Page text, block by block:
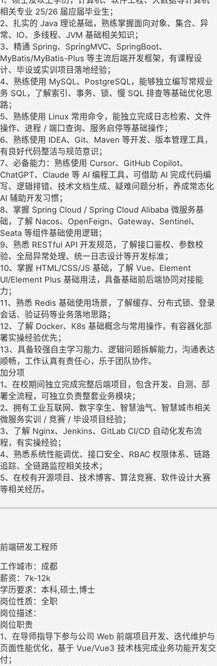
相关专业 25/26 届应届毕业生；
2、扎实的 Java 理论基础，熟练掌握面向对象、集合、异
常、IO、多线程、JVM 基础相关知识；
3、精通 Spring、SpringMVC、SpringBoot、
MyBatis/MyBatis-Plus 等主流后端开发框架，有课程设
计、毕设或实训项目落地经验；
4、熟练使用 MySQL、PostgreSQL，能够独立编写常规业
务 SQL，了解索引、事务、锁、慢 SQL 排查等基础优化思
路；
5、熟练使用 Linux 常用命令，能独立完成日志检索、文件
操作、进程 / 端口查询、服务启停等基础操作；
6、熟练使用 IDEA、Git、Maven 等开发、版本管理工具，
有良好代码整洁与规范意识；
7、必备能力：熟练使用 Cursor、GitHub Copilot、
ChatGPT、Claude 等 AI 编程工具，可借助 AI 完成代码编
写、逻辑排错、技术文档生成、疑难问题分析，养成常态化
AI 辅助开发习惯；
8、掌握 Spring Cloud / Spring Cloud Alibaba 微服务基
础，了解 Nacos、OpenFeign、Gateway、Sentinel、
Seata 等组件基础使用逻辑；
9、熟悉 RESTful API 开发规范，了解接口鉴权、参数校
验、全局异常处理、统一日志设计等开发标准；
10、掌握 HTML/CSS/JS 基础，了解 Vue、Element
UI/Element Plus 基础用法，具备基础前后端协同对接能
力；
11、熟悉 Redis 基础使用场景，了解缓存、分布式锁、登录
会话、验证码等业务落地思路；
12、了解 Docker、K8s 基础概念与常用操作，有容器化部
署实操经验优先；
13、具备较强自主学习能力、逻辑问题拆解能力，沟通表达
顺畅，工作认真有责任心，乐于团队协作。
加分项
1、在校期间独立完成完整后端项目，包含开发、自测、部
署全流程，可独立负责整套业务模块；
2、拥有工业互联网、数字孪生、智慧油气、智慧城市相关
微服务实训 / 竞赛 / 毕设项目经验；
3、了解 Nginx、Jenkins、GitLab CI/CD 自动化发布流
程，有实操经验；
4、熟悉系统性能调优、接口安全、RBAC 权限体系、链路
追踪、全链路监控相关技术；
5、在校有开源项目、技术博客、算法竞赛、软件设计大赛
等相关经历。
前端研发工程师
工作城市：成都
薪资：7k-12k
学历要求：本科,硕士,博士
岗位性质：全职
岗位描述：
岗位职责
1、在导师指导下参与公司 Web 前端项目开发、迭代维护与
页面性能优化，基于 Vue/Vue3 技术栈完成业务功能开发交
付；